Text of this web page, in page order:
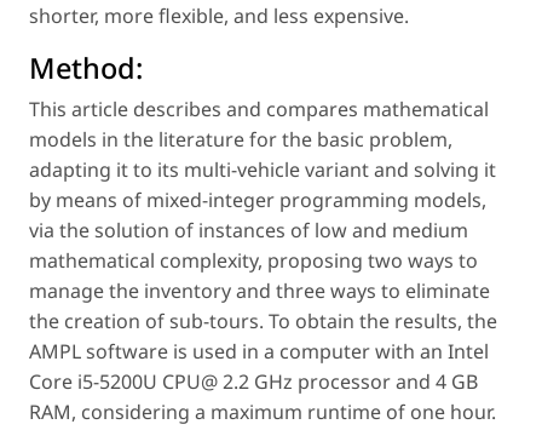
shorter, more flexible, and less expensive.
Method:
This article describes and compares mathematical
models in the literature for the basic problem,
adapting it to its multi-vehicle variant and solving it
by means of mixed-integer programming models,
via the solution of instances of low and medium
mathematical complexity, proposing two ways to
manage the inventory and three ways to eliminate
the creation of sub-tours. To obtain the results, the
AMPL software is used in a computer with an Intel
Core i5-5200U CPU@ 2.2 GHz processor and 4 GB
RAM, considering a maximum runtime of one hour.